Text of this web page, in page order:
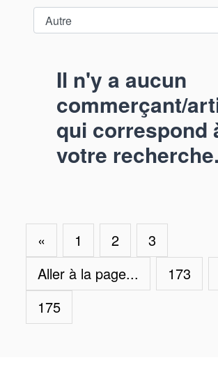
Il n'y a aucun
commerçant/
qui correspond
votre
« 1 2
3
Aller à la page...
173
175